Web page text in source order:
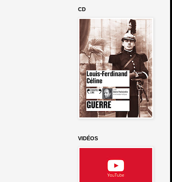
CD
VIDÉOS